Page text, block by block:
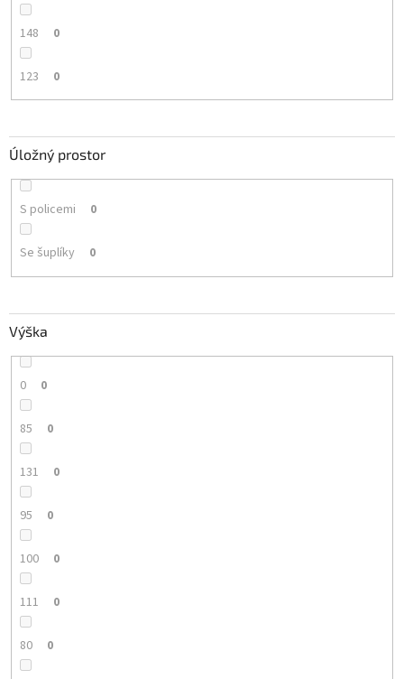
148 0
123 0
Úložný prostor
S policemi 0
Se šuplíky 0
Výška
0 0
85 0
131 0
95 0
100 0
111 0
80 0